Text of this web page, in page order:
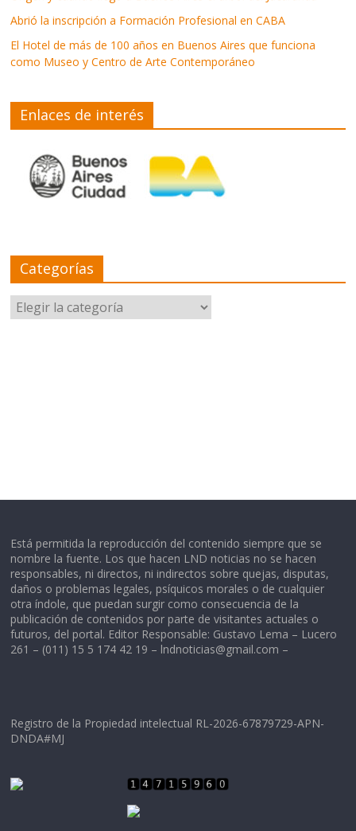
Abrió la inscripción a Formación Profesional en CABA
El Hotel de más de 100 años en Buenos Aires que funciona
como Museo y Centro de Arte Contemporáneo
Enlaces de interés
Categorías
Categorías
Está permitida la reproducción del contenido siempre que se
nombre la fuente. Los que hacen LND noticias no se hacen
responsables, ni directos, ni indirectos sobre quejas, disputas,
daños o problemas legales, psíquicos morales o de cualquier
otra índole, que puedan surgir como consecuencia de la
publicación de contenidos por parte de visitantes actuales o
futuros, del portal. Editor Responsable: Gustavo Lema – Lucero
261 – (011) 15 5 174 42 19 – lndnoticias@gmail.com –
Registro de la Propiedad intelectual RL-2026-67879729-APN-
DNDA#MJ